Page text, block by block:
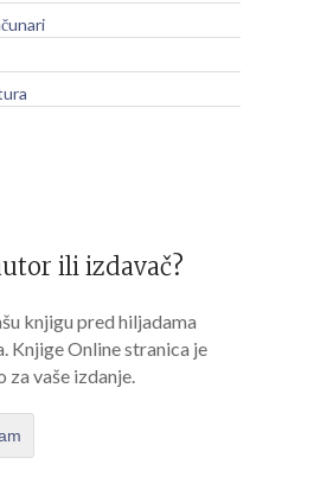
ili izdavač?
knjigu pred hiljadama
Knjige Online stranica je
za vaše izdanje.